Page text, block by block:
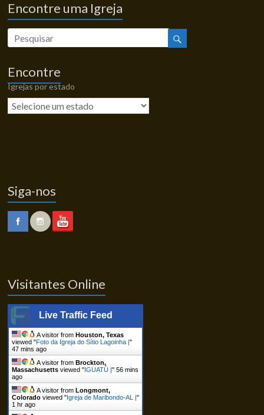
Encontre uma Igreja
Encontre
Igrejas por estado
Siga-nos
Visitantes Online
Live Traffic Feed
A visitor fromHouston, Texas
viewed "Foto da Igreja do Sítio Lagoinha |"
47 mins ago
A visitor fromBrockton,
Massachusetts viewed "IGUATÚ |"56 mins
ago
A visitor fromLongmont,
Colorado viewed "Igreja de Maribondo-AL |"
1 hr ago